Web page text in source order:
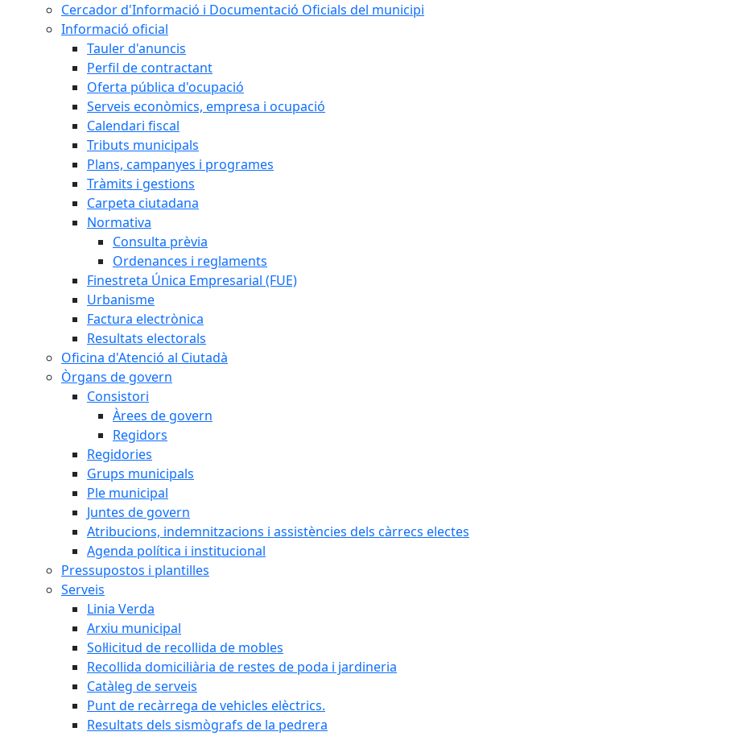
Cercador d'Informació i Documentació Oficials del municipi
Informació oficial
Tauler d'anuncis
Perfil de contractant
Oferta pública d'ocupació
Serveis econòmics, empresa i ocupació
Calendari fiscal
Tributs municipals
Plans, campanyes i programes
Tràmits i gestions
Carpeta ciutadana
Normativa
Consulta prèvia
Ordenances i reglaments
Finestreta Única Empresarial (FUE)
Urbanisme
Factura electrònica
Resultats electorals
Oficina d'Atenció al Ciutadà
Òrgans de govern
Consistori
Àrees de govern
Regidors
Regidories
Grups municipals
Ple municipal
Juntes de govern
Atribucions, indemnitzacions i assistències dels càrrecs electes
Agenda política i institucional
Pressupostos i plantilles
Serveis
Linia Verda
Arxiu municipal
Sol·licitud de recollida de mobles
Recollida domiciliària de restes de poda i jardineria
Catàleg de serveis
Punt de recàrrega de vehicles elèctrics.
Resultats dels sismògrafs de la pedrera